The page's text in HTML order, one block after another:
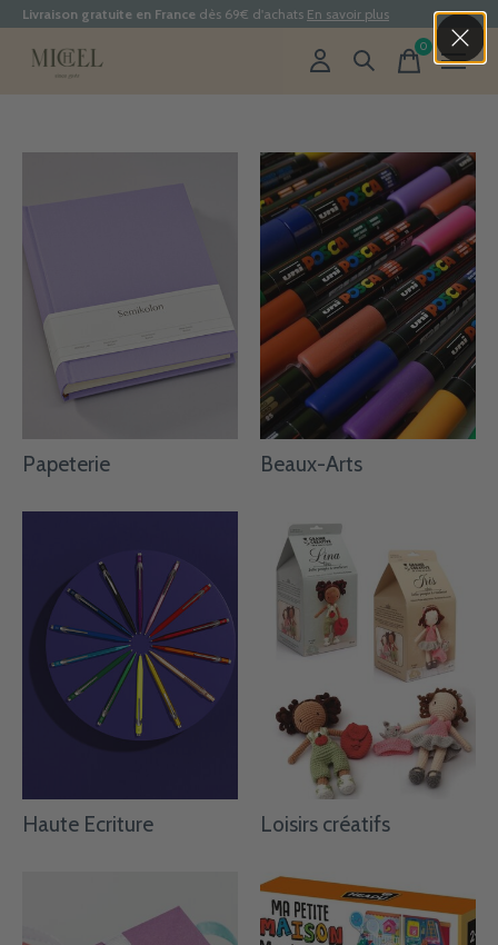
Livraison gratuite en France dès 69€ d'achats En savoir plus
0items
Papeterie Beaux-Arts
Haute Ecriture Loisirs créatifs